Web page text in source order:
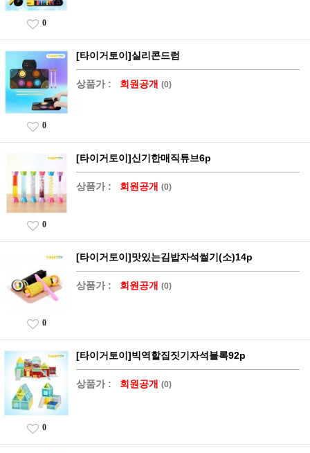
0
[타이거토이]실리콘드럼
상품가 : 회원공개 (0)
0
[타이거토이]신기한매직튜브6p
상품가 : 회원공개 (0)
0
[타이거토이]맛있는김밥자석썰기(소)14p
상품가 : 회원공개 (0)
0
[타이거토이]빅역할집짓기자석블록92p
상품가 : 회원공개 (0)
0